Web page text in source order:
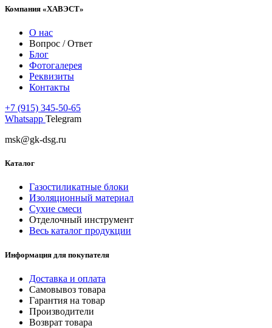
Компания «ХАВЭСТ»
О нас
Вопрос / Ответ
Блог
Фотогалерея
Реквизиты
Контакты
+7 (915) 345-50-65
Whatsapp Telegram
msk@gk-dsg.ru
Каталог
Газостиликатные блоки
Изоляционный материал
Сухие смеси
Отделочный инструмент
Весь каталог продукции
Информация для покупателя
Доставка и оплата
Самовывоз товара
Гарантия на товар
Производители
Возврат товара